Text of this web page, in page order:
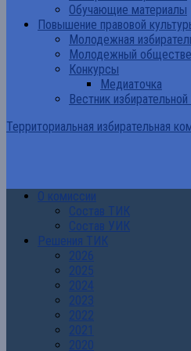
Обучающие материалы
Повышение правовой
Молодежная
Молодежный
Конкурсы
Медиаточка
Вестник
Территориальная избирательная
О комиссии
Состав ТИК
Состав УИК
Решения ТИК
2026
2025
2024
2023
2022
2021
2020